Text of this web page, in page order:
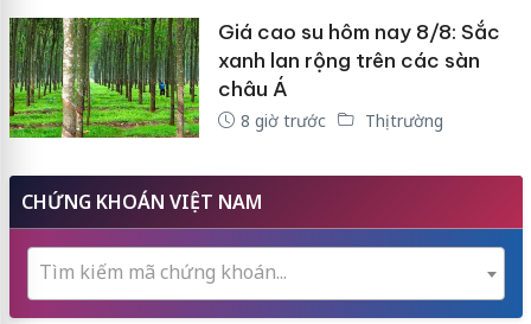
Giá cao su hôm nay 8/8: Sắc
xanh lan rộng trên các sàn
châu Á
8 giờ trước Thị trường
CHỨNG KHOÁN VIỆT NAM
Tìm kiếm mã chứng khoán...